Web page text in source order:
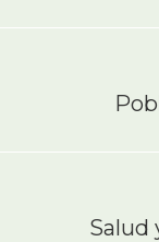
Salud